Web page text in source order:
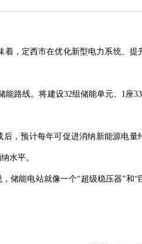
着，定西市在优化新型电力系统、提
路线。将建设32组储能单元、1座
，预计每年可促进消纳新能源电量
水平。
储能电站就像一个“超级稳压器”和“